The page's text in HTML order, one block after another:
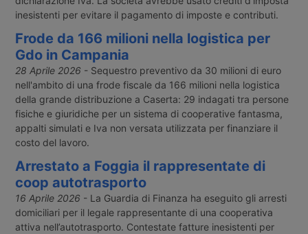
inesistenti per evitare il pagamento di imposte e contributi.
Frode da 166 milioni nella logistica per
Gdo in Campania
28 Aprile 2026 - Sequestro preventivo da 30 milioni di euro
nell'ambito di una frode fiscale da 166 milioni nella logistica
della grande distribuzione a Caserta: 29 indagati tra persone
fisiche e giuridiche per un sistema di cooperative fantasma,
appalti simulati e Iva non versata utilizzata per finanziare il
costo del lavoro.
Arrestato a Foggia il rappresentate di
coop autotrasporto
16 Aprile 2026 - La Guardia di Finanza ha eseguito gli arresti
domiciliari per il legale rappresentante di una cooperativa
attiva nell’autotrasporto. Contestate fatture inesistenti per